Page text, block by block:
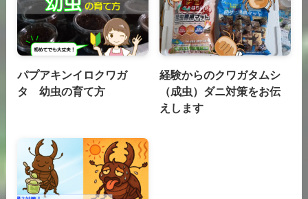
パプアキンイロクワガ
タ 幼虫の育て方
経験からのクワガタムシ
（成虫）ダニ対策をお伝
えします